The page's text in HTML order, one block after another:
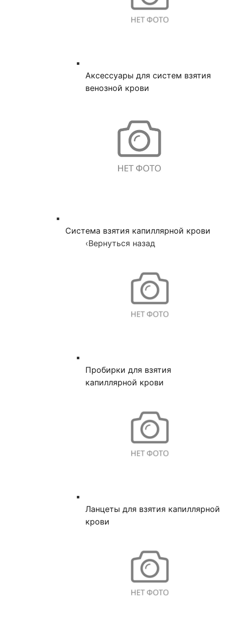
Аксессуары для систем взятия
венозной крови
Система взятия капиллярной крови
‹Вернуться назад
Пробирки для взятия
капиллярной крови
Ланцеты для взятия капиллярной
крови